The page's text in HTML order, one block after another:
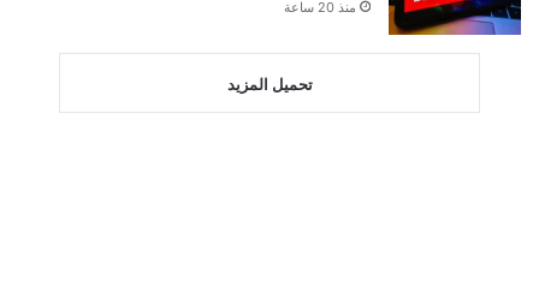
منذ 20 ساعة
تحميل المزيد